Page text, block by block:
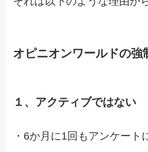
オピニオンワールドの強
１、アクティブではない
・6か月に1回もアンケート